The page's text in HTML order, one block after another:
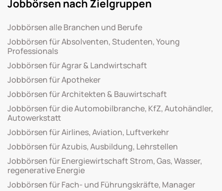
Jobbörsen nach Zielgruppen
Jobbörsen alle Branchen und Berufe
Jobbörsen für Absolventen, Studenten, Young
Professionals
Jobbörsen für Agrar & Landwirtschaft
Jobbörsen für Apotheker
Jobbörsen für Architekten & Bauwirtschaft
Jobbörsen für die Automobilbranche, KfZ, Autohändler,
Autowerkstatt
Jobbörsen für Airlines, Aviation, Luftverkehr
Jobbörsen für Azubis, Ausbildung, Lehrstellen
Jobbörsen für Energiewirtschaft Strom, Gas, Wasser,
regenerative Energie
Jobbörsen für Fach- und Führungskräfte, Manager